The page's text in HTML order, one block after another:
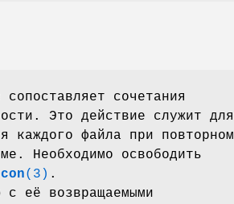
сочетания
Это действие служит для
каждого файла при повторном
Необходимо освободить
(3) .
с её возвращаемыми